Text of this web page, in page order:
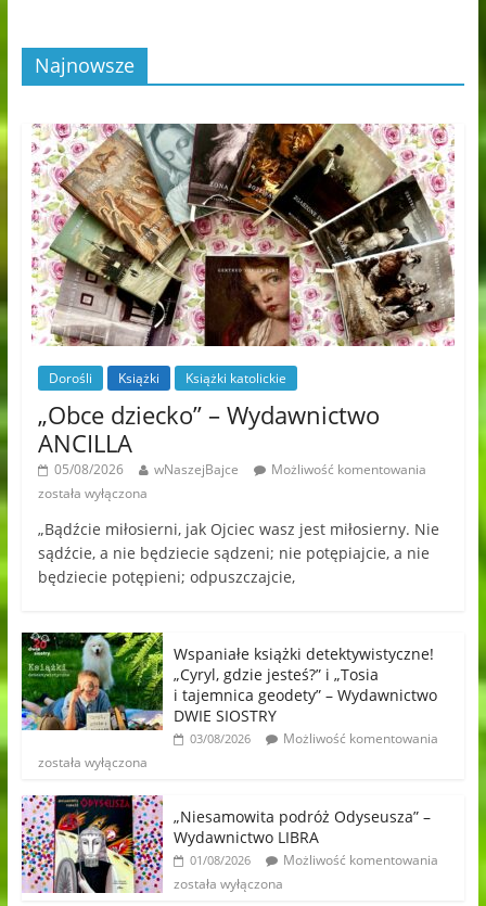
Najnowsze
Dorośli Książki Książki katolickie
„Obce dziecko” – Wydawnictwo
ANCILLA
05/08/2026 wNaszejBajce
Możliwość komentowania
została wyłączona
„Bądźcie miłosierni, jak Ojciec wasz jest miłosierny. Nie
sądźcie, a nie będziecie sądzeni; nie potępiajcie, a nie
będziecie potępieni; odpuszczajcie,
Wspaniałe książki detektywistyczne!
„Cyryl, gdzie jesteś?” i „Tosia
i tajemnica geodety” – Wydawnictwo
DWIE SIOSTRY
03/08/2026
Możliwość komentowania
została wyłączona
„Niesamowita podróż Odyseusza” –
Wydawnictwo LIBRA
01/08/2026
Możliwość komentowania
została wyłączona